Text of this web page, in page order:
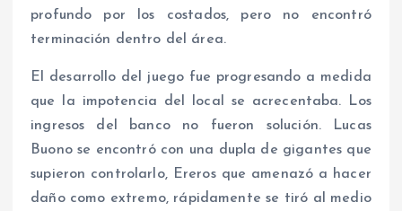
profundo por los costados, pero no encontró
terminación dentro del área.
El desarrollo del juego fue progresando a medida
que la impotencia del local se acrecentaba. Los
ingresos del banco no fueron solución. Lucas
Buono se encontró con una dupla de gigantes que
supieron controlarlo, Ereros que amenazó a hacer
daño como extremo, rápidamente se tiró al medio